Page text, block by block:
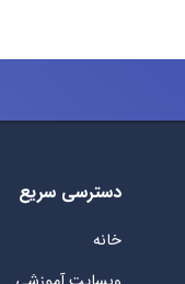
دسترسی سریع
خانه